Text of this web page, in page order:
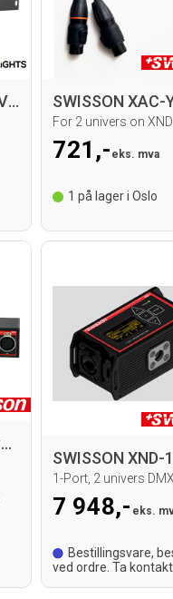
PROLIGHTS DIGIDRIVERIP Master driver
For 2 univers on
721,- eks. mva
1 på lager i Oslo
SWISSON XND Ethernet DMX Node
7 948,- eks.
Bestillingsvare,
ved ordre. Ta